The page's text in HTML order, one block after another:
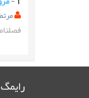
رایمگ